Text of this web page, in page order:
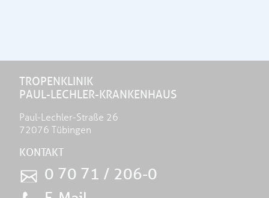
TROPENKLINIK
PAUL-LECHLER-KRANKENHAUS
Paul-Lechler-Straße 26
72076 Tübingen
KONTAKT
0 70 71 / 206-0